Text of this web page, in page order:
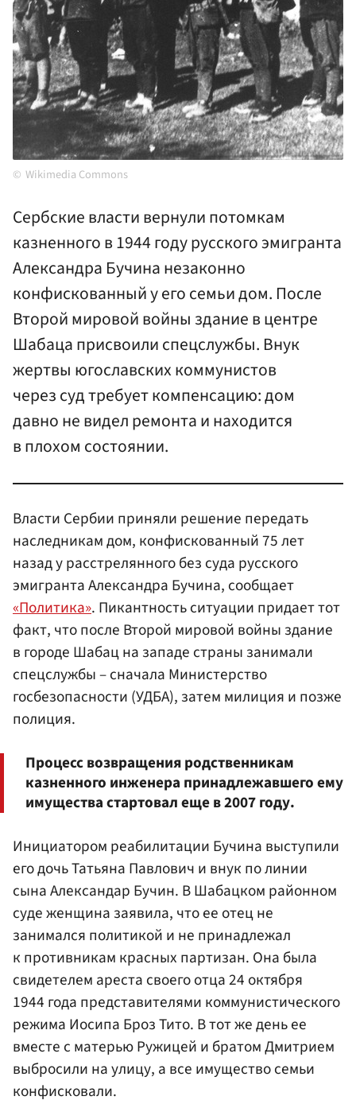
Wikimedia Commons
Сербские власти вернули потомкам
казненного в 1944 году русского эмигранта
Александра Бучина незаконно
конфискованный у его семьи дом. После
Второй мировой войны здание в центре
Шабаца присвоили спецслужбы. Внук
жертвы югославских коммунистов
через суд требует компенсацию: дом
давно не видел ремонта и находится
в плохом состоянии.
Власти Сербии приняли решение передать
наследникам дом, конфискованный 75 лет
назад у расстрелянного без суда русского
эмигранта Александра Бучина, сообщает
«Политика». Пикантность ситуации придает тот
факт, что после Второй мировой войны здание
в городе Шабац на западе страны занимали
спецслужбы – сначала Министерство
госбезопасности (УДБА), затем милиция и позже
полиция.
Процесс возвращения родственникам
казненного инженера принадлежавшего ему
имущества стартовал еще в 2007 году.
Инициатором реабилитации Бучина выступили
его дочь Татьяна Павлович и внук по линии
сына Александар Бучин. В Шабацком районном
суде женщина заявила, что ее отец не
занимался политикой и не принадлежал
к противникам красных партизан. Она была
свидетелем ареста своего отца 24 октября
1944 года представителями коммунистического
режима Иосипа Броз Тито. В тот же день ее
вместе с матерью Ружицей и братом Дмитрием
выбросили на улицу, а все имущество семьи
конфисковали.